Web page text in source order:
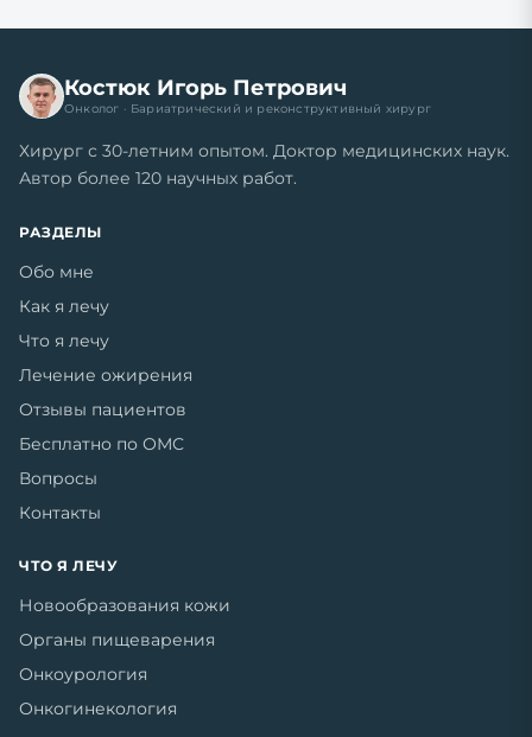
Костюк Игорь Петрович
Онколог · Бариатрический и реконструктивный хирург
Хирург с 30-летним опытом. Доктор медицинских наук.
Автор более 120 научных работ.
РАЗДЕЛЫ
Обо мне
Как я лечу
Что я лечу
Лечение ожирения
Отзывы пациентов
Бесплатно по ОМС
Вопросы
Контакты
ЧТО Я ЛЕЧУ
Новообразования кожи
Органы пищеварения
Онкоурология
Онкогинекология